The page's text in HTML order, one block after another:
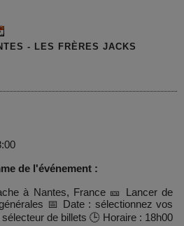
- LES FRÈRES JACKS
de l'événement :
à Nantes, France 🎫 Lancer de
📅 Date : sélectionnez vos
de billets 🕒 Horaire : 18h00